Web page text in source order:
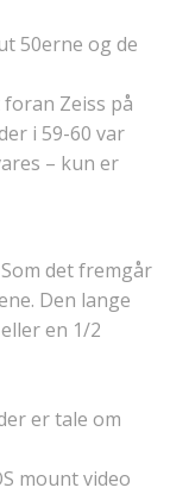
50erne og de
Zeiss på
i 59-60 var
– kun er
det fremgår
Den lange
en 1/2
er tale om
mount video